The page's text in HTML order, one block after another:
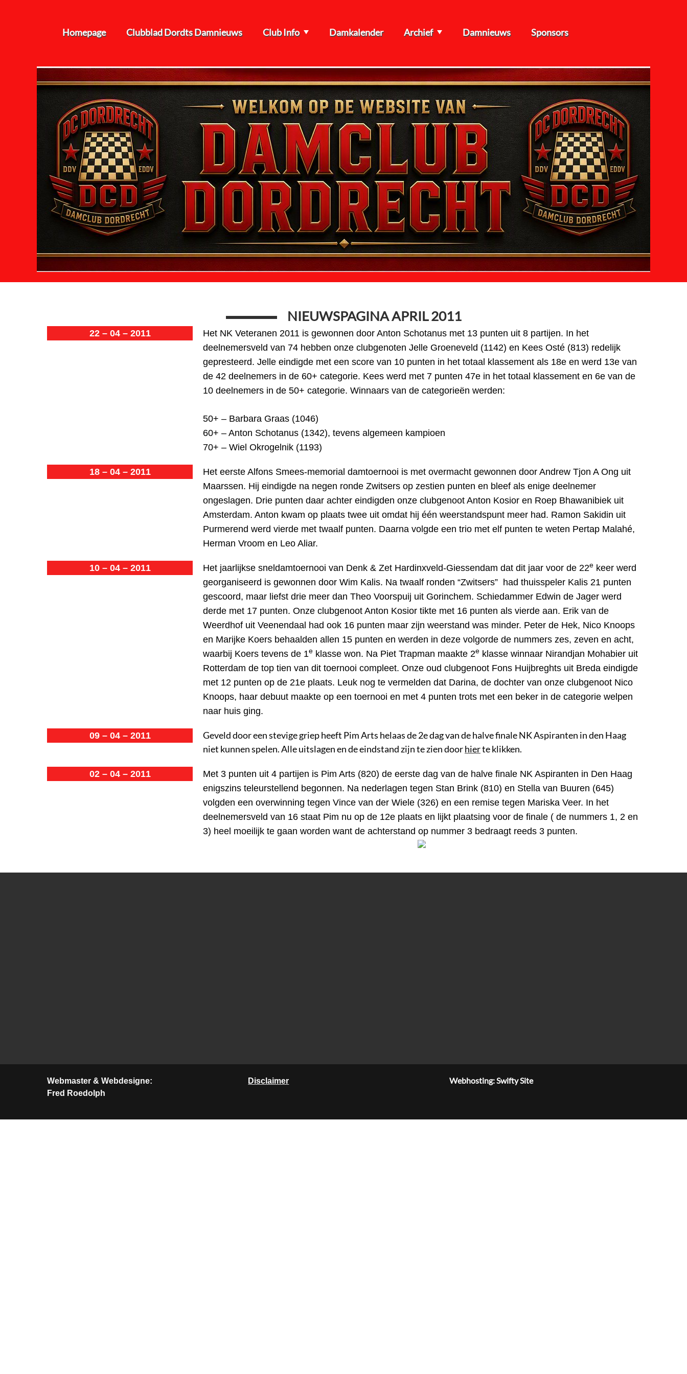
NIEUWSPAGINA APRIL 2011
22 – 04 – 2011
Het NK Veteranen 2011 is gewonnen door Anton Schotanus met 13 punten uit 8 partijen. In het
deelnemersveld van 74 hebben onze clubgenoten Jelle Groeneveld (1142) en Kees Osté (813) redelijk
gepresteerd. Jelle eindigde met een score van 10 punten in het totaal klassement als 18e en werd 13e van
de 42 deelnemers in de 60+ categorie. Kees werd met 7 punten 47e in het totaal klassement en 6e van de
10 deelnemers in de 50+ categorie. Winnaars van de categorieën werden:
50+ – Barbara Graas (1046)
60+ – Anton Schotanus (1342), tevens algemeen kampioen
70+ – Wiel Okrogelnik (1193)
18 – 04 – 2011
Het eerste Alfons Smees-memorial damtoernooi is met overmacht gewonnen door Andrew Tjon A Ong uit
Maarssen. Hij eindigde na negen ronde Zwitsers op zestien punten en bleef als enige deelnemer
ongeslagen. Drie punten daar achter eindigden onze clubgenoot Anton Kosior en Roep Bhawanibiek uit
Amsterdam. Anton kwam op plaats twee uit omdat hij één weerstandspunt meer had. Ramon Sakidin uit
Purmerend werd vierde met twaalf punten. Daarna volgde een trio met elf punten te weten Pertap Malahé,
Herman Vroom en Leo Aliar.
10 – 04 – 2011 Het jaarlijkse sneldamtoernooi van Denk & Zet Hardinxveld-Giessendam dat dit jaar voor de 22e keer werd
georganiseerd is gewonnen door Wim Kalis. Na twaalf ronden “Zwitsers” had thuisspeler Kalis 21 punten
gescoord, maar liefst drie meer dan Theo Voorspuij uit Gorinchem. Schiedammer Edwin de Jager werd
derde met 17 punten. Onze clubgenoot Anton Kosior tikte met 16 punten als vierde aan. Erik van de
Weerdhof uit Veenendaal had ook 16 punten maar zijn weerstand was minder. Peter de Hek, Nico Knoops
en Marijke Koers behaalden allen 15 punten en werden in deze volgorde de nummers zes, zeven en acht,
waarbij Koers tevens de 1e klasse won. Na Piet Trapman maakte 2e klasse winnaar Nirandjan Mohabier uit
Rotterdam de top tien van dit toernooi compleet. Onze oud clubgenoot Fons Huijbreghts uit Breda eindigde
met 12 punten op de 21e plaats. Leuk nog te vermelden dat Darina, de dochter van onze clubgenoot Nico
Knoops, haar debuut maakte op een toernooi en met 4 punten trots met een beker in de categorie welpen
naar huis ging.
09 – 04 – 2011
Geveld door een stevige griep heeft Pim Arts helaas de 2e dag van de halve finale NK Aspiranten in den Haag
niet kunnen spelen. Alle uitslagen en de eindstand zijn te zien doorhierte klikken.
02 – 04 – 2011
Met 3 punten uit 4 partijen is Pim Arts (820) de eerste dag van de halve finale NK Aspiranten in Den Haag
enigszins teleurstellend begonnen. Na nederlagen tegen Stan Brink (810) en Stella van Buuren (645)
volgden een overwinning tegen Vince van der Wiele (326) en een remise tegen Mariska Veer. In het
deelnemersveld van 16 staat Pim nu op de 12e plaats en lijkt plaatsing voor de finale ( de nummers 1, 2 en
3) heel moeilijk te gaan worden want de achterstand op nummer 3 bedraagt reeds 3 punten.
Homepage Clubblad Dordts Damnieuws Club Info Damkalender Archief Damnieuws Sponsors
Webmaster & Webdesigne:
Fred Roedolph
Disclaimer Webhosting: Swifty Site